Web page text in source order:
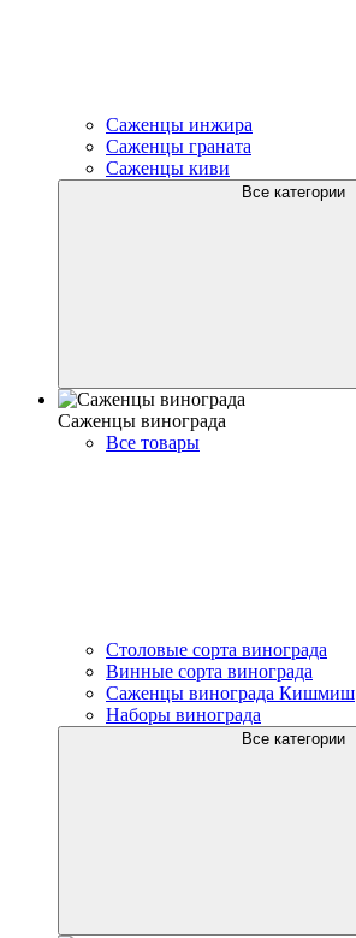
Саженцы инжира
Саженцы граната
Саженцы киви
Все категории
Саженцы винограда
Все товары
Столовые сорта винограда
Винные сорта винограда
Саженцы винограда Кишмиш
Наборы винограда
Все категории